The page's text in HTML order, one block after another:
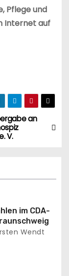
Pflege und
Internet auf
an
V.
im CDA-
Wendt